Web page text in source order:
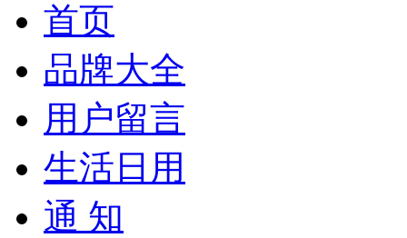
首页
品牌大全
用户留言
生活日用
通 知